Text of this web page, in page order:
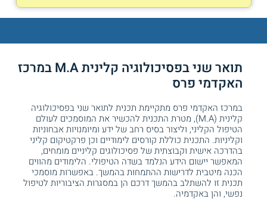
תואר שני בפסיכולוגיה קלינית M.A במרכז
האקדמי פרס
במרכז האקדמי פרס מתקיימת תכנית לתואר שני בפסיכולוגיה
קלינית (M.A), מטרת התכנית להכשיר את המוסמכים לעולם
הטיפול הקליני, וליצור בסיס רחב של ידע ומיומנויות אבחוניות
וקליניות. התכנית כוללת קורסים לימודיים וכן פרקטיקום קליני
בהדרכה אישית וקבוצתית של פסיכולוגים קליניים מומחים,
המאפשר יישום הידע הנלמד בשדה הטיפולי. הלימודים מהווים
הכנה מיטבית לדרישות ההתמחות בהמשך. באפשרות מוסמכי
תכנית זו להשתלב בהמשך דרכם הן במסגרות הציבוריות לטיפול
נפשי, והן באקדמיה.